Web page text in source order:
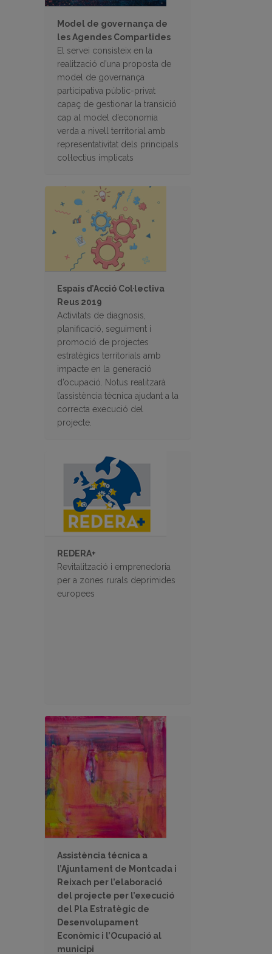
Model de governança de
les Agendes Compartides
El servei consisteix en la
realització d’una proposta de
model de governança
participativa públic-privat
capaç de gestionar la transició
cap al model d’economia
verda a nivell territorial amb
representativitat dels principals
col·lectius implicats
Espais d’Acció Col·lectiva
Reus 2019
Activitats de diagnosis,
planificació, seguiment i
promoció de projectes
estratègics territorials amb
impacte en la generació
d’ocupació. Notus realitzarà
l’assistència tècnica ajudant a la
correcta execució del
projecte.
REDERA+
Revitalització i emprenedoria
per a zones rurals deprimides
europees
Assistència técnica a
l’Ajuntament de Montcada i
Reixach per l’elaboració
del projecte per l’execució
del Pla Estratègic de
Desenvolupament
Econòmic i l’Ocupació al
municipi